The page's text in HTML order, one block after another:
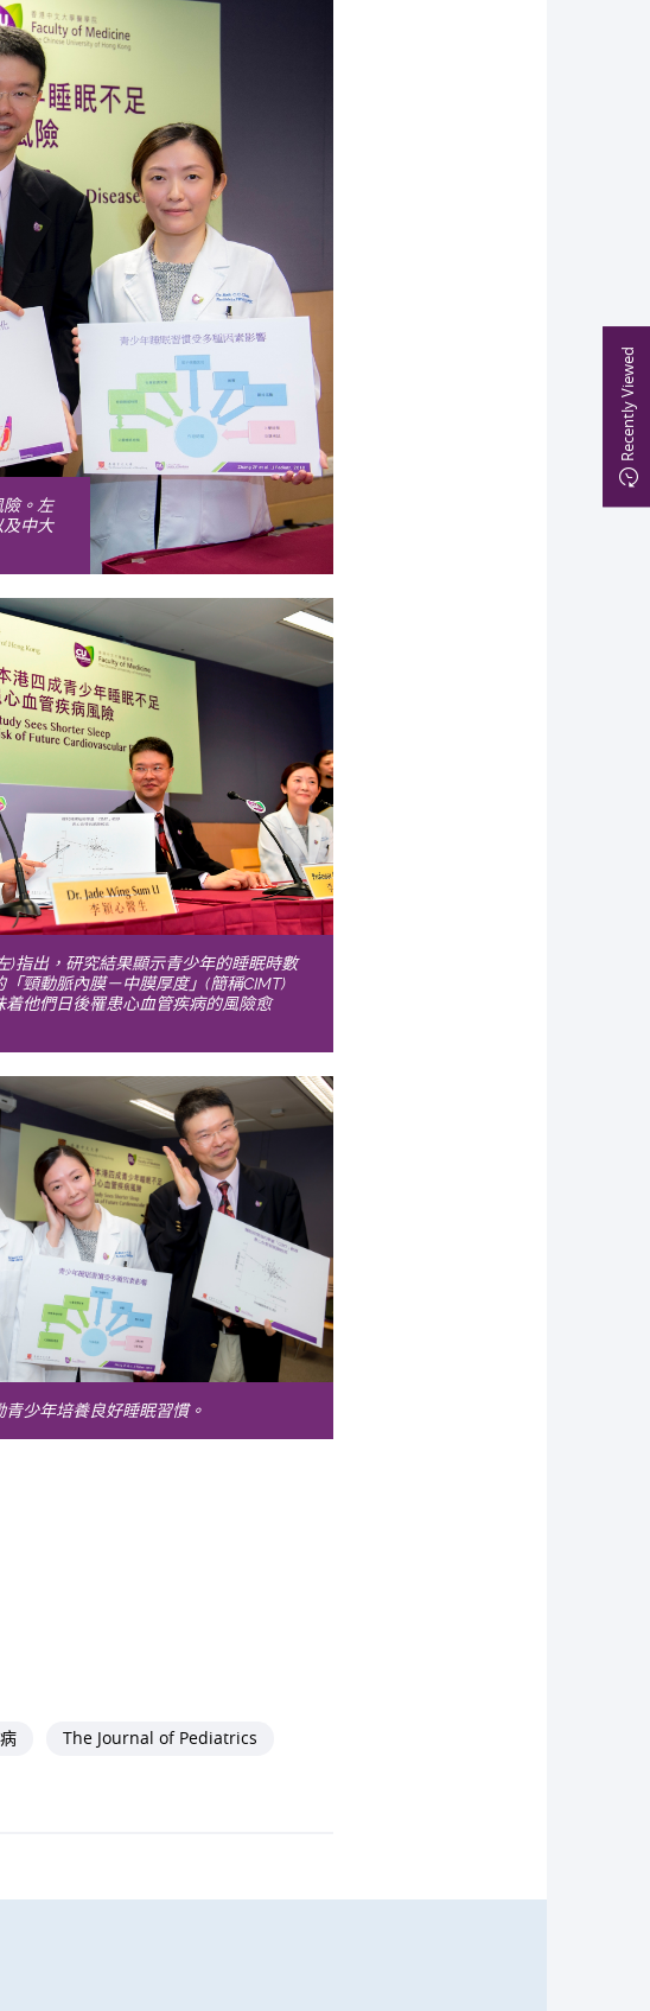
Recently Viewed
。左
中大
)指出，研究結果顯示青少年的睡眠時數
「頸動脈內膜－中膜厚度」(簡稱CIMT)
着他們日後罹患心血管疾病的風險愈
青少年培養良好睡眠習慣。
The Journal of Pediatrics